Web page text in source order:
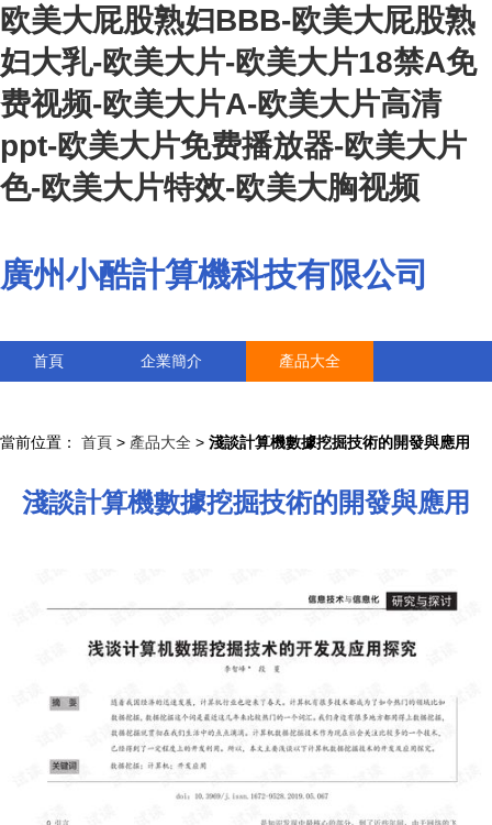
欧美大屁股熟妇BBB-欧美大屁股熟
妇大乳-欧美大片-欧美大片18禁A免
费视频-欧美大片A-欧美大片高清
ppt-欧美大片免费播放器-欧美大片
色-欧美大片特效-欧美大胸视频
廣州小酷計算機科技有限公司
首頁 企業簡介 產品大全
當前位置： 首頁 > 產品大全 > 淺談計算機數據挖掘技術的開發與應用
淺談計算機數據挖掘技術的開發與應用